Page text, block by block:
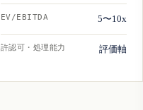
EV/EBITDA 5〜10x
許認可・処理能力 評価軸